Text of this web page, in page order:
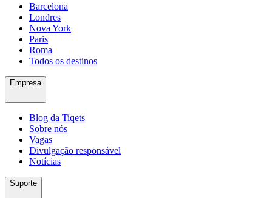
Barcelona
Londres
Nova York
Paris
Roma
Todos os destinos
Empresa
Blog da Tiqets
Sobre nós
Vagas
Divulgação responsável
Notícias
Suporte